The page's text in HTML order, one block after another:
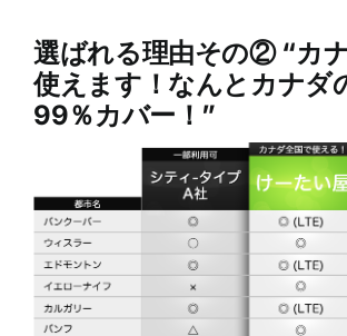
選ばれる理由その② “カ
使えます！なんとカナダ
99％カバー！”